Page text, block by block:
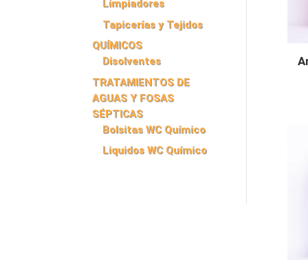
Limpiadores
Tapicerías y Tejidos
QUÍMICOS
Disolventes
TRATAMIENTOS DE
AGUAS Y FOSAS
SÉPTICAS
Bolsitas WC Químico
Liquidos WC Químico